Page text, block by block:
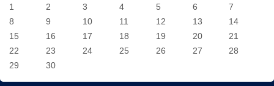
1
2 3 4 5 6
7
8
9 10 11 12 13
14
15
16 17 18 19 20
21
22
23 24 25 26 27
28
29
30